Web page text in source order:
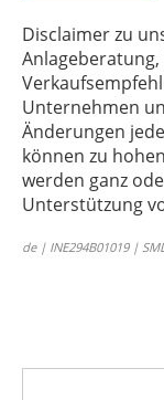
Disclaimer zu
Unternehmen
Änderungen
können zu
werden ganz
Unterstützung
de | INE294B01019 |